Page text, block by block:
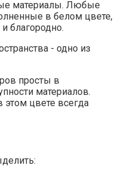
материалы. Любые
в белом цвете,
благородно.
просты в
материалов.
этом цвете всегда